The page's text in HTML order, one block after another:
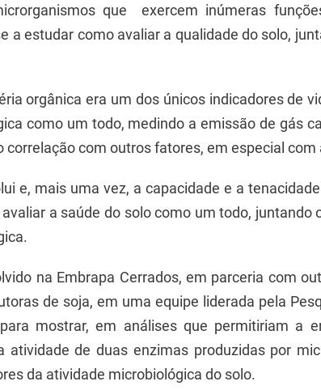
que exercem inúmeras
a estudar como avaliar a qualidade do solo,
orgânica era um dos únicos indicadores de
como um todo, medindo a emissão de gás
com outros fatores, em especial com
e, mais uma vez, a capacidade e a
a saúde do solo como um todo,
na Embrapa Cerrados, em parceria com
de soja, em uma equipe liderada pela
mostrar, em análises que permitiriam a
atividade de duas enzimas produzidas por
da atividade microbiológica do solo.